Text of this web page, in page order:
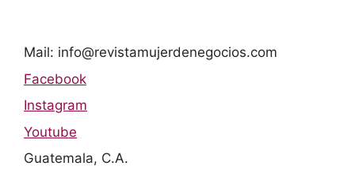
Mail: info@revistamujerdenegocios.com
Facebook
Instagram
Youtube
Guatemala, C.A.